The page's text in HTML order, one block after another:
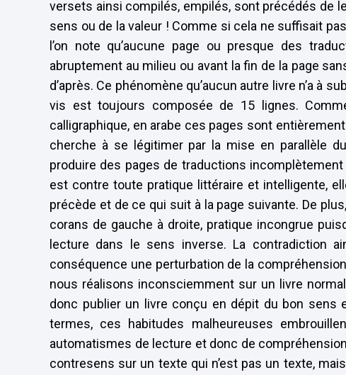
versets ainsi compilés, empilés, sont précédés de
sens ou de la valeur ! Comme si cela ne suffisait
l’on note qu’aucune page ou presque des
abruptement au milieu ou avant la fin de la page
d’après. Ce phénomène qu’aucun autre livre n’a à
vis est toujours composée de 15 lignes.
calligraphique, en arabe ces pages sont
cherche à se légitimer par la mise en parallèle
produire des pages de traductions
est contre toute pratique littéraire et intelligente,
précède et de ce qui suit à la page suivante. De
corans de gauche à droite, pratique incongrue
lecture dans le sens inverse. La contradiction
conséquence une perturbation de la
nous réalisons inconsciemment sur un livre
donc publier un livre conçu en dépit du bon sens
termes, ces habitudes malheureuses
automatismes de lecture et donc de
contresens sur un texte qui n’est pas un texte,